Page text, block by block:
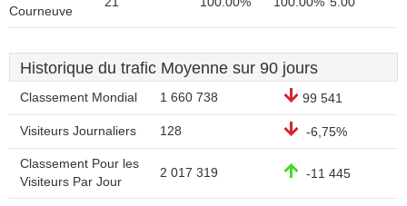
Courneuve
Historique du trafic Moyenne sur 90 jours
Classement Mondial 1 660 738 99 541
Visiteurs Journaliers 128 -6,75%
Classement Pour les
Visiteurs Par Jour
2 017 319 -11 445